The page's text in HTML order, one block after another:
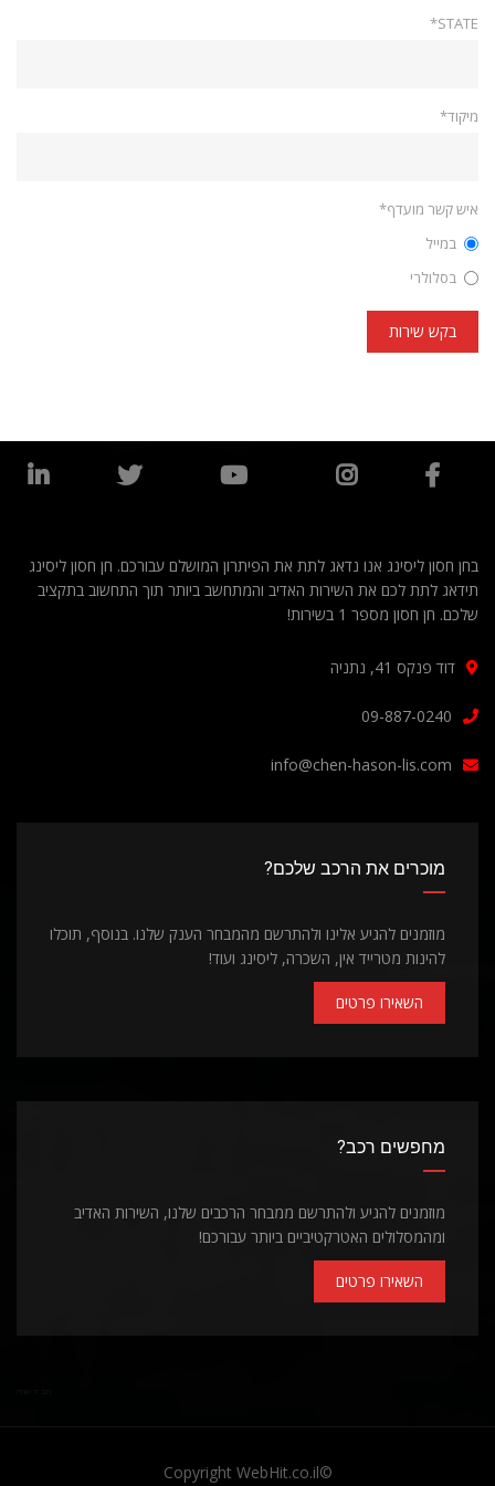
STATE*
מיקוד*
איש קשר מועדף*
במייל
בסלולרי
בקש שירות
בחן חסון ליסינג אנו נדאג לתת את הפיתרון המושלם עבורכם. חן חסון ליסינג
תידאג לתת לכם את השירות האדיב והמתחשב ביותר תוך התחשוב בתקציב
שלכם. חן חסון מספר 1 בשירות!
דוד פנקס 41, נתניה
09-887-0240
info@chen-hason-lis.com
מוכרים את הרכב שלכם?
מוזמנים להגיע אלינו ולהתרשם מהמבחר הענק שלנו. בנוסף, תוכלו
להינות מטרייד אין, השכרה, ליסינג ועוד!
השאירו פרטים
מחפשים רכב?
מוזמנים להגיע ולהתרשם ממבחר הרכבים שלנו, השירות האדיב
ומהמסלולים האטרקטיביים ביותר עבורכם!
השאירו פרטים
©Copyright
WebHit.co.il